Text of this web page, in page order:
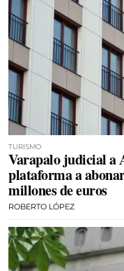
TURISMO
Varapalo judicial a
plataforma a
millones de euros
ROBERTO LÓPEZ